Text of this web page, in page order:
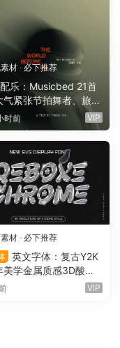
材 ·必下推荐
配乐：Musicbed 21首
气紧张节拍舞者、旅行
业电影广告宣传配乐B
背景音乐素材（1616
时前 VIP
材 · 必下推荐
英文字体：复古Y2K
美学金属质感3D酸性
字LOGO标题封面海报
VIP